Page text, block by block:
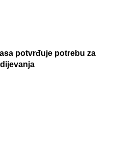
potvrđuje potrebu za